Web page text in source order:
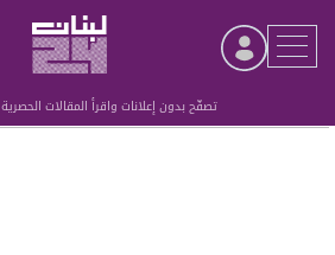
تصفّح بدون إعلانات واقرأ المقالات الحصرية
Advertisement